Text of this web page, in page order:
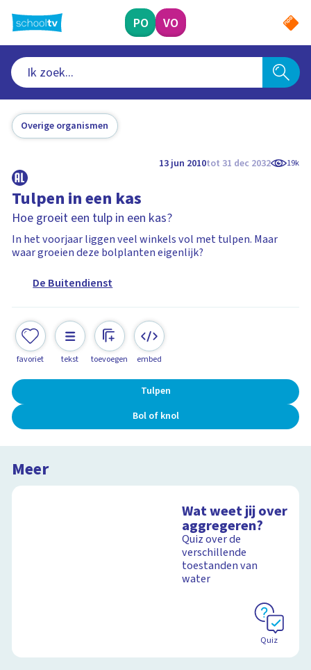
naar
hoofdinhoud
PO VO
Overige organismen
13 jun 2010tot 31 dec 2032 19k
Tulpen in een kas
Hoe groeit een tulp in een kas?
In het voorjaar liggen veel winkels vol met tulpen. Maar
waar groeien deze bolplanten eigenlijk?
De Buitendienst
favoriet tekst toevoegen embed
Tulpen
Bol of knol
Meer
Wat weet jij over
aggregeren?
Quiz over de
verschillende
toestanden van
water
Quiz